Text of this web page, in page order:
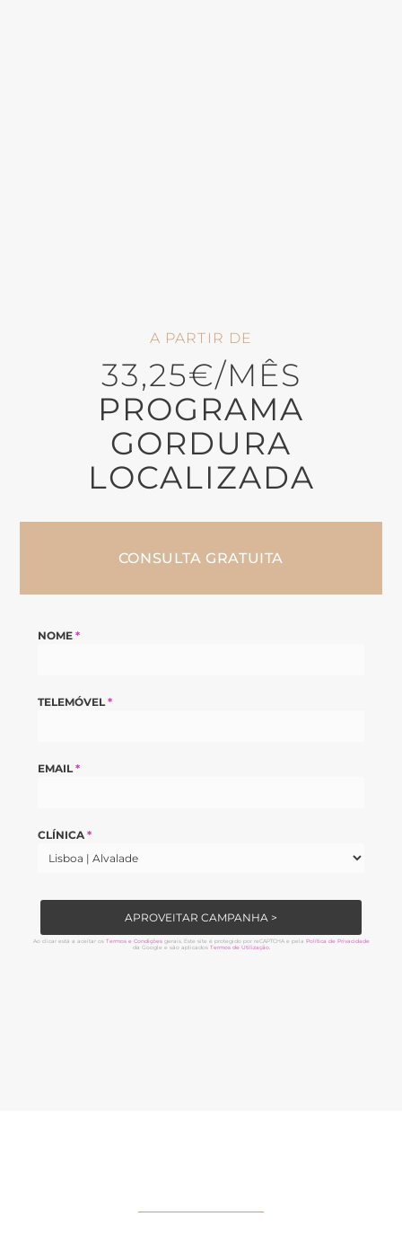
A PARTIR DE
33,25€/MÊS
PROGRAMA
GORDURA
LOCALIZADA
CONSULTA GRATUITA
NOME*
TELEMÓVEL*
EMAIL*
CLÍNICA*
APROVEITAR CAMPANHA >
Ao clicar está a aceitar os Termos e Condiçõesgerais. Este site é protegido por reCAPTCHA e pela Política de Privacidade
da Google e são aplicados Termos de Utilização.